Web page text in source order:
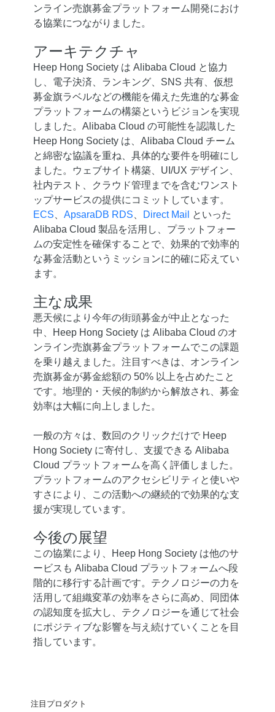
ンライン売旗募金プラットフォーム開発におけ
る協業につながりました。
アーキテクチャ
Heep Hong Society は Alibaba Cloud と協力
し、電子決済、ランキング、SNS 共有、仮想
募金旗ラベルなどの機能を備えた先進的な募金
プラットフォームの構築というビジョンを実現
しました。Alibaba Cloud の可能性を認識した
Heep Hong Society は、Alibaba Cloud チーム
と綿密な協議を重ね、具体的な要件を明確にし
ました。ウェブサイト構築、UI/UX デザイン、
社内テスト、クラウド管理までを含むワンスト
ップサービスの提供にコミットしています。
ECS
ApsaraDB RDS Direct Mail
といった
Alibaba Cloud 製品を活用し、プラットフォー
ムの安定性を確保することで、効果的で効率的
な募金活動というミッションに的確に応えてい
ます。
主な成果
悪天候により今年の街頭募金が中止となった
中、Heep Hong Society は Alibaba Cloud のオ
ンライン売旗募金プラットフォームでこの課題
を乗り越えました。注目すべきは、オンライン
売旗募金が募金総額の 50% 以上を占めたこと
です。地理的・天候的制約から解放され、募金
効率は大幅に向上しました。
一般の方々は、数回のクリックだけで Heep
Hong Society に寄付し、支援できる Alibaba
Cloud プラットフォームを高く評価しました。
プラットフォームのアクセシビリティと使いや
すさにより、この活動への継続的で効果的な支
援が実現しています。
今後の展望
この協業により、Heep Hong Society は他のサ
ービスも Alibaba Cloud プラットフォームへ段
階的に移行する計画です。テクノロジーの力を
活用して組織変革の効率をさらに高め、同団体
の認知度を拡大し、テクノロジーを通じて社会
にポジティブな影響を与え続けていくことを目
指しています。
注目プロダクト